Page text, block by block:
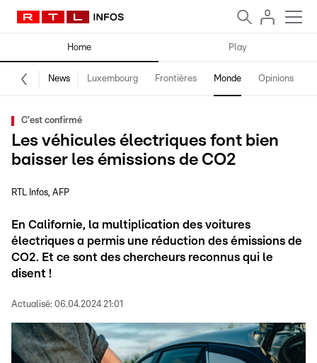
Home Play
News Luxembourg Frontières Monde Opinions
C'est confirmé
Les véhicules électriques font bien
baisser les émissions de CO2
RTL Infos AFP
En Californie, la multiplication des voitures
électriques a permis une réduction des émissions de
CO2. Et ce sont des chercheurs reconnus qui le
disent !
Actualisé: 06.04.2024 21:01